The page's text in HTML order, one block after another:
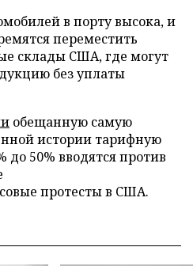
в порту высока, и
переместить
склады США, где могут
без уплаты
обещанную самую
истории тарифную
50% вводятся против
протесты в США.